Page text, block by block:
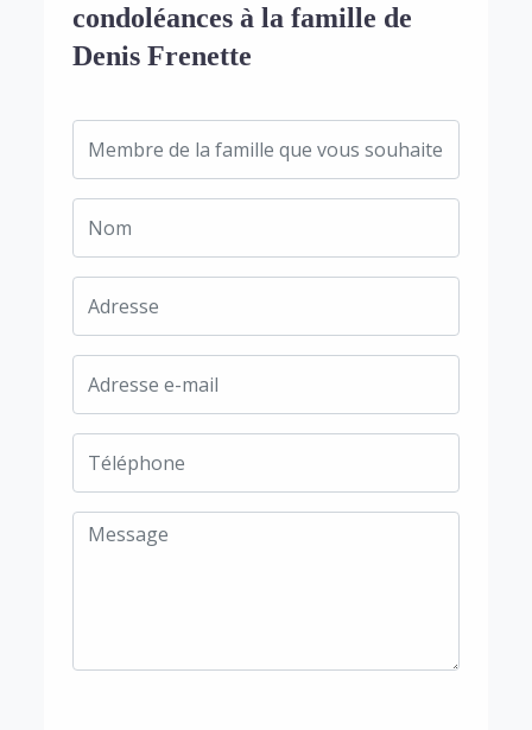
condoléances à la famille de
Denis Frenette